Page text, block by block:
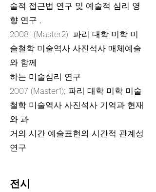
술적 접근법 연구 및 예술적 심리 영
향 연구 ,
2008 (Master2) 파리 대학 미학 미
술철학 미술역사 사진석사 매체예술
와 함께
하는 미술심리 연구
2007 (Master1); 파리 대학 미학 미술
철학 미술역사 사진석사 기억과 현재
와 과
거의 시간 예술표현의 시간적 관계성
연구
​전시